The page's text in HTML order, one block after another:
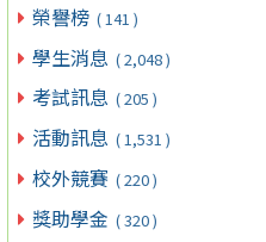
榮譽榜 ( 141 )
學生消息 ( 2,048 )
考試訊息 ( 205 )
活動訊息 ( 1,531 )
校外競賽 ( 220 )
獎助學金 ( 320 )